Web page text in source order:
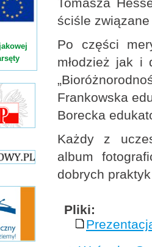
ściśle
Po części
młodzież jak i
Frankowska
Borecka
Każdy z
album
dobrych
Pliki: